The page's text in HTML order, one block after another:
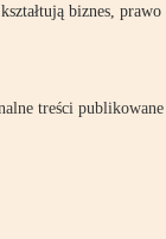
biznes, prawo
treści publikowane